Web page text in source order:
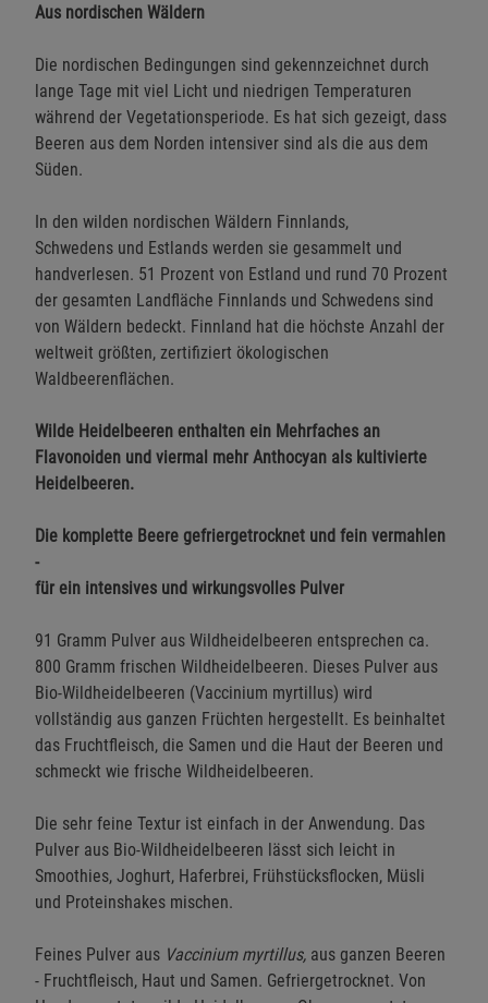
Aus nordischen Wäldern
Die nordischen Bedingungen sind gekennzeichnet durch
lange Tage mit viel Licht und niedrigen Temperaturen
während der Vegetationsperiode. Es hat sich gezeigt, dass
Beeren aus dem Norden intensiver sind als die aus dem
Süden.
In den wilden nordischen Wäldern Finnlands,
Schwedens und Estlands werden sie gesammelt und
handverlesen. 51 Prozent von Estland und rund 70 Prozent
der gesamten Landfläche Finnlands und Schwedens sind
von Wäldern bedeckt. Finnland hat die höchste Anzahl der
weltweit größten, zertifiziert ökologischen
Waldbeerenflächen.
Wilde Heidelbeeren enthalten ein Mehrfaches an
Flavonoiden und viermal mehr Anthocyan als kultivierte
Heidelbeeren.
Die komplette Beere gefriergetrocknet und fein vermahlen
-
für ein intensives und wirkungsvolles Pulver
91 Gramm Pulver aus Wildheidelbeeren entsprechen ca.
800 Gramm frischen Wildheidelbeeren. Dieses Pulver aus
Bio-Wildheidelbeeren (Vaccinium myrtillus) wird
vollständig aus ganzen Früchten hergestellt. Es beinhaltet
das Fruchtfleisch, die Samen und die Haut der Beeren und
schmeckt wie frische Wildheidelbeeren.
Die sehr feine Textur ist einfach in der Anwendung. Das
Pulver aus Bio-Wildheidelbeeren lässt sich leicht in
Smoothies, Joghurt, Haferbrei, Frühstücksflocken, Müsli
und Proteinshakes mischen.
Feines Pulver aus Vaccinium myrtillus, aus ganzen Beeren
- Fruchtfleisch, Haut und Samen. Gefriergetrocknet. Von